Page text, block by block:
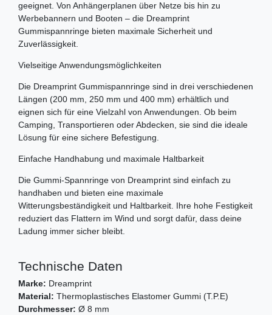
geeignet. Von Anhängerplanen über Netze bis hin zu
Werbebannern und Booten – die Dreamprint
Gummispannringe bieten maximale Sicherheit und
Zuverlässigkeit.
Vielseitige Anwendungsmöglichkeiten
Die Dreamprint Gummispannringe sind in drei verschiedenen
Längen (200 mm, 250 mm und 400 mm) erhältlich und
eignen sich für eine Vielzahl von Anwendungen. Ob beim
Camping, Transportieren oder Abdecken, sie sind die ideale
Lösung für eine sichere Befestigung.
Einfache Handhabung und maximale Haltbarkeit
Die Gummi-Spannringe von Dreamprint sind einfach zu
handhaben und bieten eine maximale
Witterungsbeständigkeit und Haltbarkeit. Ihre hohe Festigkeit
reduziert das Flattern im Wind und sorgt dafür, dass deine
Ladung immer sicher bleibt.
Technische Daten
Marke: Dreamprint
Material: Thermoplastisches Elastomer Gummi (T.P.E)
Durchmesser: Ø 8 mm